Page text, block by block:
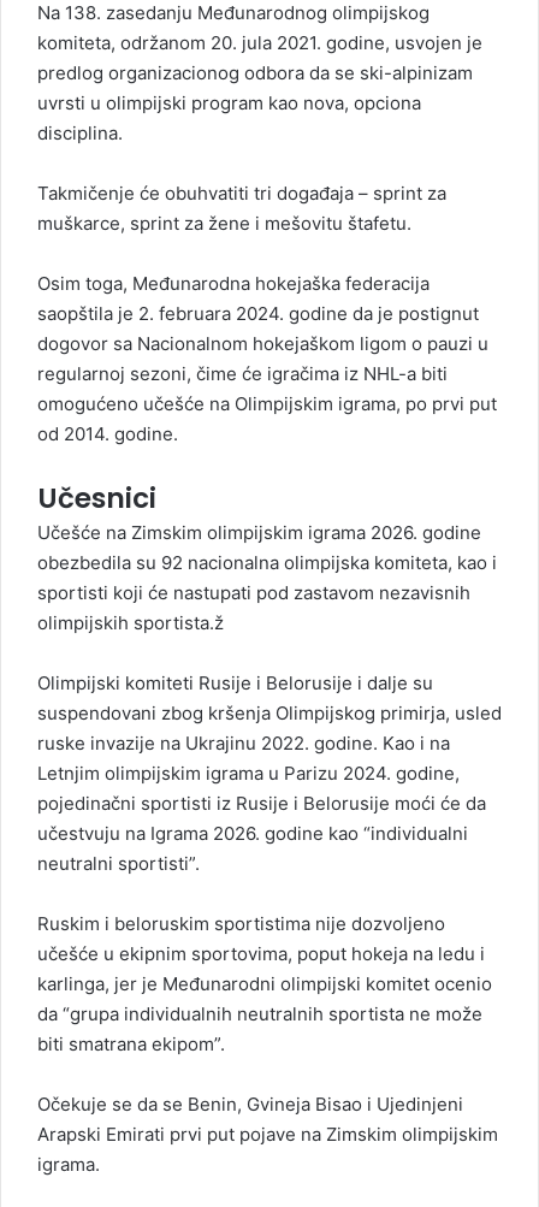
Na 138. zasedanju Međunarodnog olimpijskog
komiteta, održanom 20. jula 2021. godine, usvojen je
predlog organizacionog odbora da se ski-alpinizam
uvrsti u olimpijski program kao nova, opciona
disciplina.
Takmičenje će obuhvatiti tri događaja – sprint za
muškarce, sprint za žene i mešovitu štafetu.
Osim toga, Međunarodna hokejaška federacija
saopštila je 2. februara 2024. godine da je postignut
dogovor sa Nacionalnom hokejaškom ligom o pauzi u
regularnoj sezoni, čime će igračima iz NHL-a biti
omogućeno učešće na Olimpijskim igrama, po prvi put
od 2014. godine.
Učesnici
Učešće na Zimskim olimpijskim igrama 2026. godine
obezbedila su 92 nacionalna olimpijska komiteta, kao i
sportisti koji će nastupati pod zastavom nezavisnih
olimpijskih sportista.ž
Olimpijski komiteti Rusije i Belorusije i dalje su
suspendovani zbog kršenja Olimpijskog primirja, usled
ruske invazije na Ukrajinu 2022. godine. Kao i na
Letnjim olimpijskim igrama u Parizu 2024. godine,
pojedinačni sportisti iz Rusije i Belorusije moći će da
učestvuju na Igrama 2026. godine kao “individualni
neutralni sportisti”.
Ruskim i beloruskim sportistima nije dozvoljeno
učešće u ekipnim sportovima, poput hokeja na ledu i
karlinga, jer je Međunarodni olimpijski komitet ocenio
da “grupa individualnih neutralnih sportista ne može
biti smatrana ekipom”.
Očekuje se da se Benin, Gvineja Bisao i Ujedinjeni
Arapski Emirati prvi put pojave na Zimskim olimpijskim
igrama.